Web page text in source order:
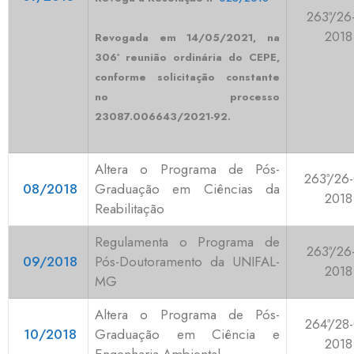
Revogada em 14/05/2021, na
306ª reunião ordinária do CEPE,
conforme solicitação constante
no processo
23087.006643/2021-92.
263ª/
2018
08/2018
Altera o Programa de Pós-
Graduação em Ciências da
Reabilitação
263ª/
2018
09/2018
Regulamenta o Programa de
Pós-Doutoramento da UNIFAL-
MG
263ª/
2018
10/2018
Altera o Programa de Pós-
Graduação em Ciência e
264ª/
2018